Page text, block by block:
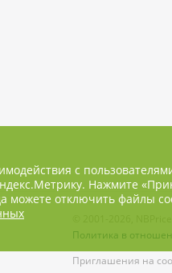
Политика в
Приглашения на
с
Нажмите
можете отключить файлы